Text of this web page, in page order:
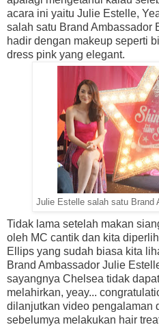
acara ini yaitu Julie Estelle,
salah satu Brand Ambassador
hadir dengan makeup seperti
dress pink yang elegant.
Julie Estelle salah satu Brand
Tidak lama setelah makan
oleh MC cantik dan kita
Ellips yang sudah biasa kita
Brand Ambassador Julie
sayangnya Chelsea tidak
melahirkan, yeay...
dilanjutkan video pengalaman
sebelumya melakukan hair